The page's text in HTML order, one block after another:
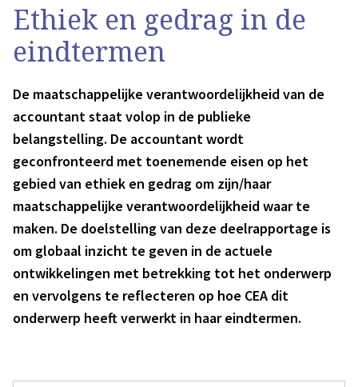
Ethiek en gedrag in de
eindtermen
De maatschappelijke verantwoordelijkheid van de
accountant staat volop in de publieke
belangstelling. De accountant wordt
geconfronteerd met toenemende eisen op het
gebied van ethiek en gedrag om zijn/haar
maatschappelijke verantwoordelijkheid waar te
maken. De doelstelling van deze deelrapportage is
om globaal inzicht te geven in de actuele
ontwikkelingen met betrekking tot het onderwerp
en vervolgens te reflecteren op hoe CEA dit
onderwerp heeft verwerkt in haar eindtermen.